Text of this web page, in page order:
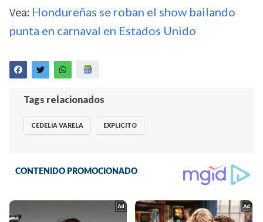
Vea: Hondureñas se roban el show bailando
punta en carnaval en Estados Unido
Tags relacionados
CEDELIA VARELA EXPLICITO